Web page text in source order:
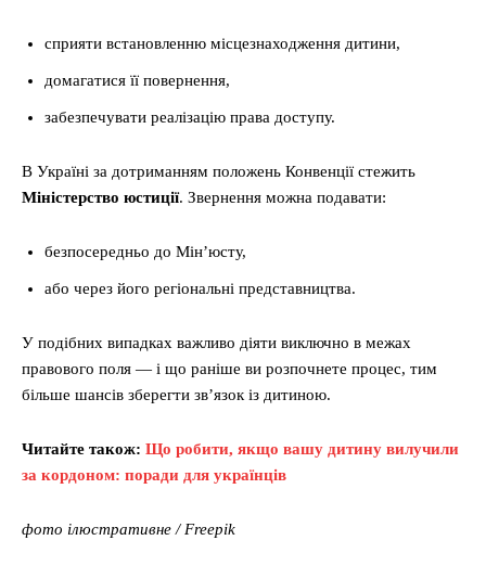
сприяти встановленню місцезнаходження дитини,
домагатися її повернення,
забезпечувати реалізацію права доступу.
В Україні за дотриманням положень Конвенції стежить
Міністерство юстиції. Звернення можна подавати:
безпосередньо до Мін’юсту,
або через його регіональні представництва.
У подібних випадках важливо діяти виключно в межах
правового поля — і що раніше ви розпочнете процес, тим
більше шансів зберегти зв’язок із дитиною.
Читайте також: Що робити, якщо вашу дитину вилучили
за кордоном: поради для українців
фото ілюстративне / Freepik